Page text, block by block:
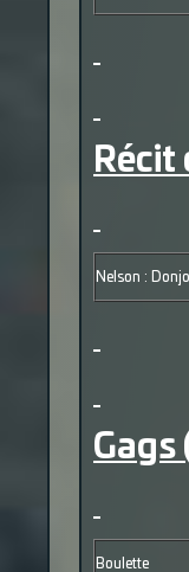
Récit
Nelson :
Gags
Boulette